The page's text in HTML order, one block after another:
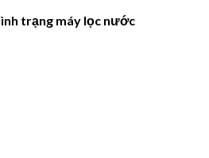
trạng máy lọc nước